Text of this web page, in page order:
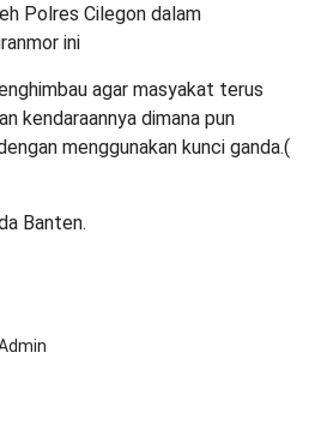
Polres Cilegon dalam
ini
agar masyakat terus
kendaraannya dimana pun
menggunakan kunci ganda.(
Banten.